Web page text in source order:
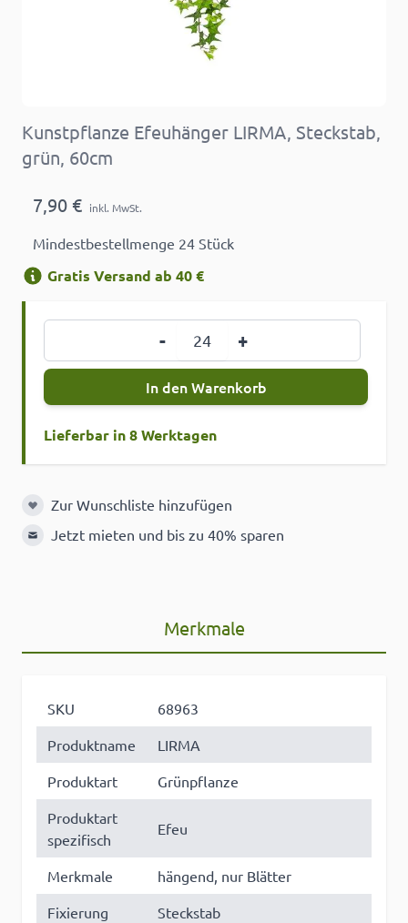
Kunstpflanze Efeuhänger LIRMA, Steckstab,
grün, 60cm
7,90 € inkl. MwSt.
Mindestbestellmenge 24 Stück
Gratis Versand ab 40 €
- +
In den Warenkorb
Lieferbar in 8 Werktagen
Zur Wunschliste hinzufügen
Zur Wunschliste hinzufügen
Jetzt mieten und bis zu 40% sparen
Merkmale
SKU
68963
Produktname
LIRMA
Produktart
Grünpflanze
Produktart
spezifisch
Efeu
Merkmale
hängend, nur Blätter
Fixierung
Steckstab